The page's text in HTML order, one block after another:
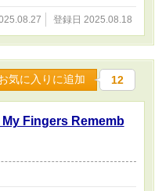
——翻弄されながらも抗えな
なり合う二人が選ぶ未来
…。 1話とリンクした「6年
Apart」⇒
2話とリンク
影 — Shadows at the
youtu.be/3IZGwJHySfc
登録日 2025.08.18
気に入りに追加 12
Fingers Rememb